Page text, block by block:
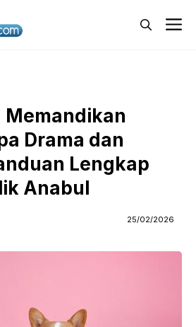
Memandikan
Drama dan
Lengkap
Anabul
25/02/2026